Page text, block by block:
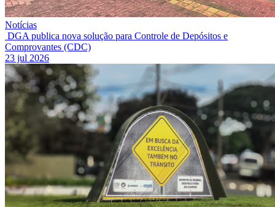
Notícias
DGA publica nova solução para Controle de Depósitos e
Comprovantes (CDC)
23 jul 2026